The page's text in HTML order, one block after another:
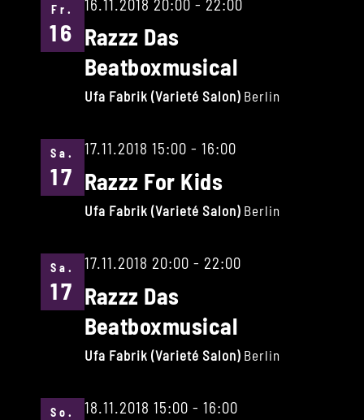
Fr.
16
16.11.2018 20:00 - 22:00
Razzz Das
Beatboxmusical
Ufa Fabrik (Varieté Salon) Berlin
Sa.
17
17.11.2018 15:00 - 16:00
Razzz For Kids
Ufa Fabrik (Varieté Salon) Berlin
Sa.
17
17.11.2018 20:00 - 22:00
Razzz Das
Beatboxmusical
Ufa Fabrik (Varieté Salon) Berlin
So. 18.11.2018 15:00 - 16:00